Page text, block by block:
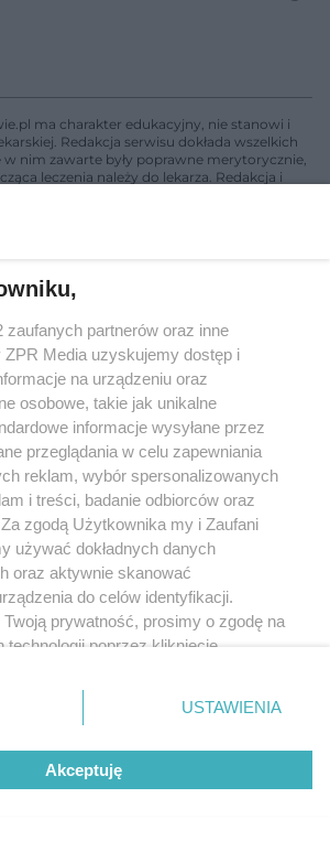
ma charakter edukacyjny, nie stanowi i
Redakcja serwisu dokłada wszelkich
nim zawarte były poprawne merytorycznie,
leczenia należy do lekarza. Redakcja i
zamieszczonych na stronach serwisu, który
leczniczej polegającej na udzielaniu
w serwisie nie może być powielany i
dalej rozpowszechniany w jakikolwiek sposób
lub mechaniczny) na jakimkolwiek polu
formie, włącznie z umieszczaniem w
zgody właściciela praw. Jakiekolwiek użycie
w całości lub w części z naruszeniem
zgody, jest zabronione pod groźbą kary i
O nas
zaufanych partnerów oraz inne
ZPR Media uzyskujemy dostęp i
na urządzeniu oraz
osobowe, takie jak unikalne
informacje wysyłane przez
przeglądania w celu zapewniania
reklam, wybór spersonalizowanych
i treści, badanie odbiorców oraz
Za zgodą Użytkownika my i Zaufani
używać dokładnych danych
oraz aktywnie skanować
do celów identyfikacji.
prywatność, prosimy o zgodę na
technologii poprzez kliknięcie
przycisk ustawień prywatności
dolnym rogu strony
danych nie wymagają zgody
prawo sprzeciwić się takiemu
będą miały zastosowanie tylko
USTAWIENIA
Akceptuję